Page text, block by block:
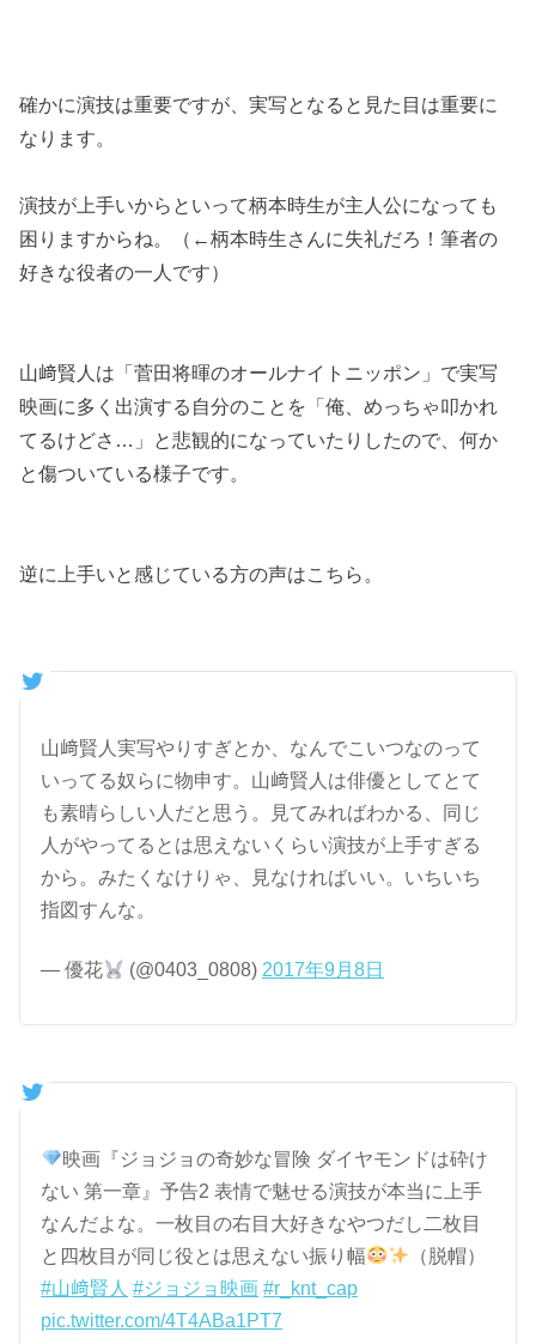
確かに演技は重要ですが、実写となると見た目は重要に
なります。
演技が上手いからといって柄本時生が主人公になっても
困りますからね。（←柄本時生さんに失礼だろ！筆者の
好きな役者の一人です）
山﨑賢人は「菅田将暉のオールナイトニッポン」で実写
映画に多く出演する自分のことを「俺、めっちゃ叩かれ
てるけどさ…」と悲観的になっていたりしたので、何か
と傷ついている様子です。
逆に上手いと感じている方の声はこちら。
山﨑賢人実写やりすぎとか、なんでこいつなのって
いってる奴らに物申す。山﨑賢人は俳優としてとて
も素晴らしい人だと思う。見てみればわかる、同じ
人がやってるとは思えないくらい演技が上手すぎる
から。みたくなけりゃ、見なければいい。いちいち
指図すんな。
— 優花 (@0403_0808) 2017年9月8日
映画『ジョジョの奇妙な冒険 ダイヤモンドは砕け
ない 第一章』予告2 表情で魅せる演技が本当に上手
なんだよな。一枚目の右目大好きなやつだし二枚目
と四枚目が同じ役とは思えない振り幅
（脱帽）
#山﨑賢人 #ジョジョ映画 #r_knt_cap
pic.twitter.com/4T4ABa1PT7